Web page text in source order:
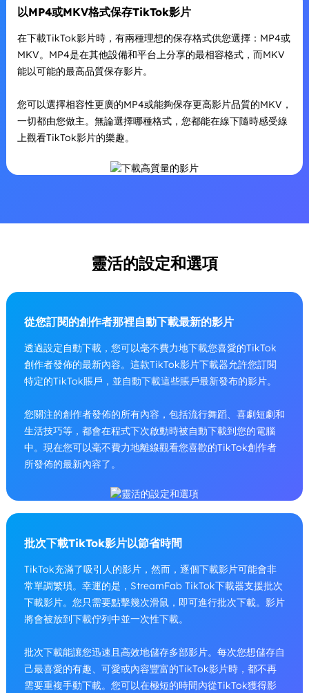
以MP4或MKV格式保存TikTok影片
在下載TikTok影片時，有兩種理想的保存格式供您選擇：MP4或
MKV。MP4是在其他設備和平台上分享的最相容格式，而MKV
能以可能的最高品質保存影片。
您可以選擇相容性更廣的MP4或能夠保存更高影片品質的MKV，
一切都由您做主。無論選擇哪種格式，您都能在線下隨時感受線
上觀看TikTok影片的樂趣。
靈活的設定和選項
從您訂閱的創作者那裡自動下載最新的影片
透過設定自動下載，您可以毫不費力地下載您喜愛的TikTok
創作者發佈的最新內容。這款TikTok影片下載器允許您訂閱
特定的TikTok賬戶，並自動下載這些賬戶最新發布的影片。
您關注的創作者發佈的所有內容，包括流行舞蹈、喜劇短劇和
生活技巧等，都會在程式下次啟動時被自動下載到您的電腦
中。現在您可以毫不費力地離線觀看您喜歡的TikTok創作者
所發佈的最新內容了。
批次下載TikTok影片以節省時間
TikTok充滿了吸引人的影片，然而，逐個下載影片可能會非
常單調繁瑣。幸運的是，StreamFab TikTok下載器支援批次
下載影片。您只需要點擊幾次滑鼠，即可進行批次下載。影片
將會被放到下載佇列中並一次性下載。
批次下載能讓您迅速且高效地儲存多部影片。每次您想儲存自
己最喜愛的有趣、可愛或內容豐富的TikTok影片時，都不再
需要重複手動下載。您可以在極短的時間內從TikTok獲得影